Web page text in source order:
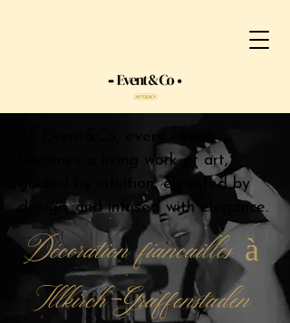
becomes a living work of art,
guided by intuition, elevated by
design, and infused with elegance.
Décoration fiancailles à
Illkirch-Graffenstaden